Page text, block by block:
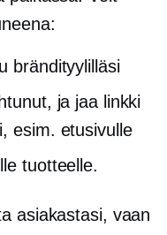
brändityylilläsi
ja jaa linkki
esim. etusivulle
tuotteelle.
asiakastasi, vaan